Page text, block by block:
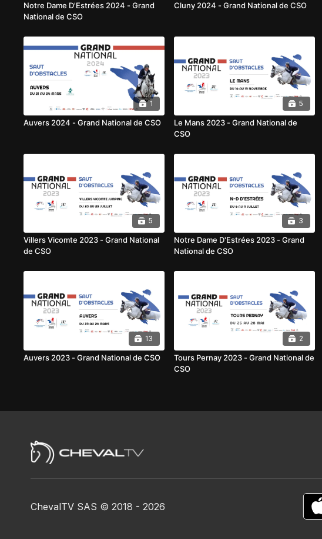
Notre Dame D'Estrées 2024 - Grand
National de CSO
Cluny 2024 - Grand National de CSO
1
Auvers 2024 - Grand National de CSO
5
Le Mans 2023 - Grand National de
CSO
5
Villers Vicomte 2023 - Grand National
de CSO
3
Notre Dame D'Estrées 2023 - Grand
National de CSO
13
Auvers 2023 - Grand National de CSO
2
Tours Pernay 2023 - Grand National de
CSO
ChevalTV SAS © 2018 - 2026